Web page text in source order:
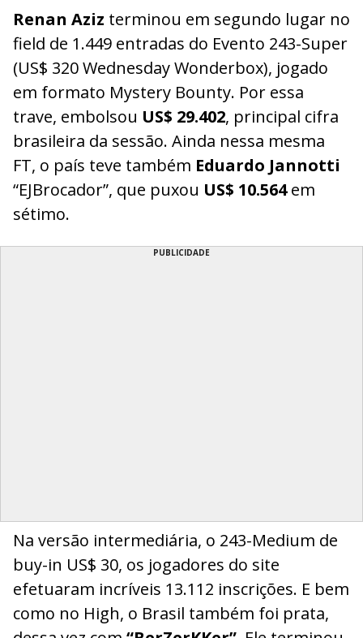
Renan Aziz terminou em segundo lugar no
field de 1.449 entradas do Evento 243-Super
(US$ 320 Wednesday Wonderbox), jogado
em formato Mystery Bounty. Por essa
trave, embolsou US$ 29.402, principal cifra
brasileira da sessão. Ainda nessa mesma
FT, o país teve também Eduardo Jannotti
“EJBrocador”, que puxou US$ 10.564em
sétimo.
PUBLICIDADE
Na versão intermediária, o 243-Medium de
buy-in US$ 30, os jogadores do site
efetuaram incríveis 13.112 inscrições. E bem
como no High, o Brasil também foi prata,